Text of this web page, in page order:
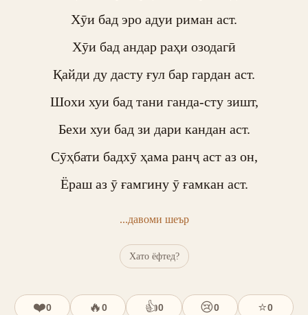
Хӯи бад эро адуи риман аст.
Хӯи бад андар раҳи озодагӣ
Қайди ду дасту ғул бар гардан аст.
Шохи хуи бад тани ганда-сту зишт,
Бехи хуи бад зи дари кандан аст.
Сӯҳбати бадхӯ ҳама ранҷ аст аз он,
Ёраш аз ӯ ғамгину ӯ ғамкан аст.
...давоми шеър
Хато ёфтед?
❤️0 🔥0 👍0 😢0 ⭐0